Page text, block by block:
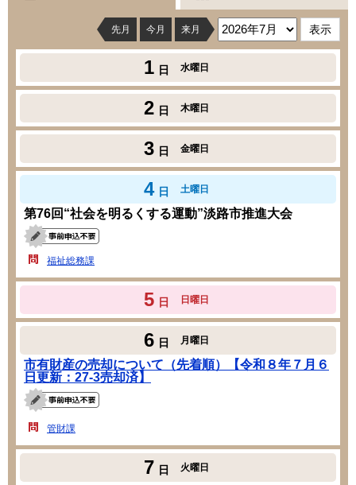
先月 今月 来月
1 日 水曜日
2 日 木曜日
3 日 金曜日
4 日 土曜日
第76回“社会を明るくする運動”淡路市推進大会
福祉総務課
5 日 日曜日
6 日 月曜日
市有財産の売却について（先着順）【令和８年７月６
日更新：27-3売却済】
管財課
7 日 火曜日